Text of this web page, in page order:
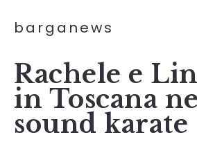
barganews
Rachele e
in Toscana
sound karate